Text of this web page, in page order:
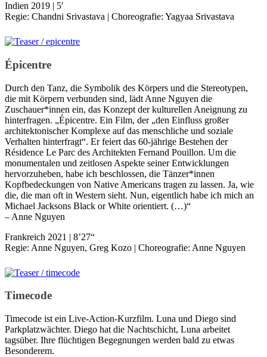
Indien 2019 | 5′
Regie: Chandni Srivastava | Choreografie: Yagyaa Srivastava
Épicentre
Durch den Tanz, die Symbolik des Körpers und die Stereotypen,
die mit Körpern verbunden sind, lädt Anne Nguyen die
Zuschauer*innen ein, das Konzept der kulturellen Aneignung zu
hinterfragen. „Épicentre. Ein Film, der „den Einfluss großer
architektonischer Komplexe auf das menschliche und soziale
Verhalten hinterfragt“. Er feiert das 60-jährige Bestehen der
Résidence Le Parc des Architekten Fernand Pouillon. Um die
monumentalen und zeitlosen Aspekte seiner Entwicklungen
hervorzuheben, habe ich beschlossen, die Tänzer*innen
Kopfbedeckungen von Native Americans tragen zu lassen. Ja, wie
die, die man oft in Western sieht. Nun, eigentlich habe ich mich an
Michael Jacksons Black or White orientiert. (…)“
– Anne Nguyen
Frankreich 2021 | 8’27“
Regie: Anne Nguyen, Greg Kozo | Choreografie: Anne Nguyen
Timecode
Timecode ist ein Live-Action-Kurzfilm. Luna und Diego sind
Parkplatzwächter. Diego hat die Nachtschicht, Luna arbeitet
tagsüber. Ihre flüchtigen Begegnungen werden bald zu etwas
Besonderem.